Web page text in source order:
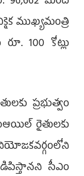
ముఖ్యమంత్రి
100 కోట్లు
ప్రభుత్వం
రైతులకు
నియోజకవర్గంలోని
సీఎం